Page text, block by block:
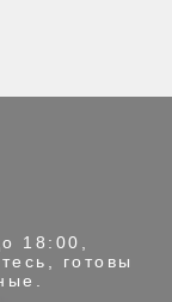
18:00,
готовы